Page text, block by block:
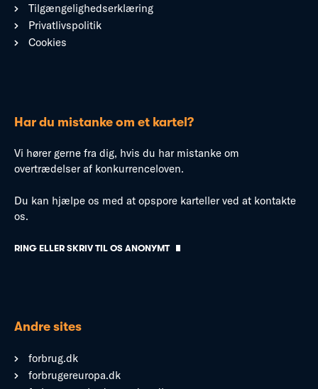
Tilgængelighedserklæring
Privatlivspolitik
Cookies
Har du mistanke om et kartel?
Vi hører gerne fra dig, hvis du har mistanke om
overtrædelser af konkurrenceloven.
Du kan hjælpe os med at opspore karteller ved at kontakte
os.
RING ELLER SKRIV TIL OS ANONYMT
Andre sites
forbrug.dk
forbrugereuropa.dk